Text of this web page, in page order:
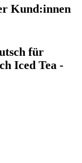
Kund:innen
für
Iced Tea -